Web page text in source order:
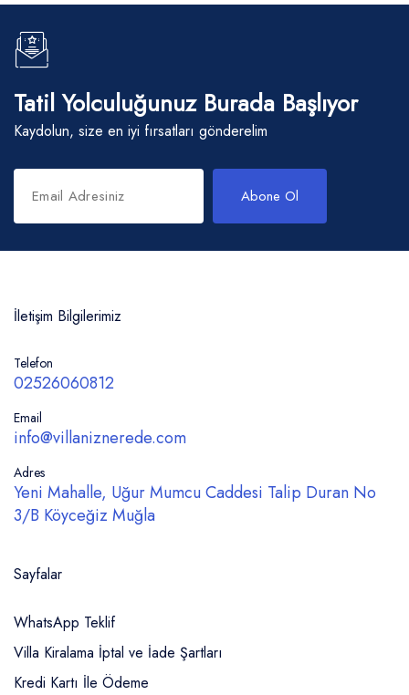
Tatil Yolculuğunuz Burada Başlıyor
Kaydolun, size en iyi fırsatları gönderelim
Abone Ol
İletişim Bilgilerimiz
Telefon
02526060812
Email
info@villaniznerede.com
Adres
Yeni Mahalle, Uğur Mumcu Caddesi Talip Duran No
3/B Köyceğiz Muğla
Sayfalar
WhatsApp Teklif
Villa Kiralama İptal ve İade Şartları
Kredi Kartı İle Ödeme